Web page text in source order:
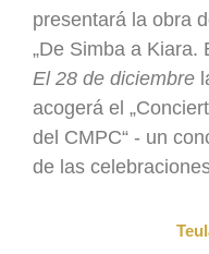
presentará la obra
„De Simba a Kiara.
El 28 de diciembre
acogerá el
del CMPC“ - un
de las